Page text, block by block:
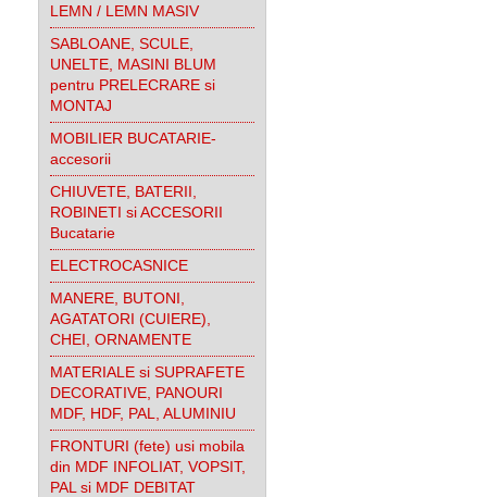
LEMN / LEMN MASIV
SABLOANE, SCULE,
UNELTE, MASINI BLUM
pentru PRELECRARE si
MONTAJ
MOBILIER BUCATARIE-
accesorii
CHIUVETE, BATERII,
ROBINETI si ACCESORII
Bucatarie
ELECTROCASNICE
MANERE, BUTONI,
AGATATORI (CUIERE),
CHEI, ORNAMENTE
MATERIALE si SUPRAFETE
DECORATIVE, PANOURI
MDF, HDF, PAL, ALUMINIU
FRONTURI (fete) usi mobila
din MDF INFOLIAT, VOPSIT,
PAL si MDF DEBITAT